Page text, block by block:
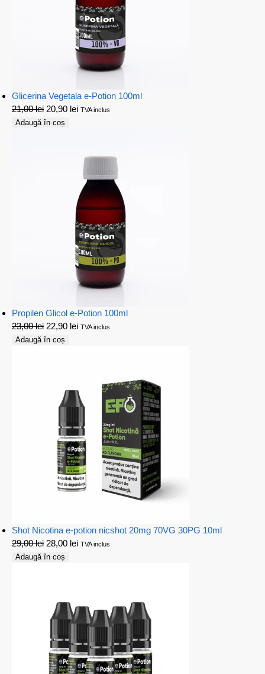
Glicerina Vegetala e-Potion 100ml
21,00lei 20,90 lei TVA inclus
Adaugă în coș
Propilen Glicol e-Potion 100ml
23,00lei 22,90 lei TVA inclus
Adaugă în coș
Shot Nicotina e-potion nicshot 20mg 70VG 30PG 10ml
29,00lei 28,00 lei TVA inclus
Adaugă în coș